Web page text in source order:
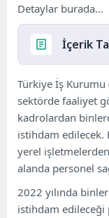
Detaylar burada…
İçerik
İlkokul, özel
İŞKUR
İŞKUR İş
İŞKUR
nelerdir?
Türkiye İş Kurumu
sektörde faaliyet
kadrolardan
istihdam edilecek.
yerel
alanda personel
2022 yılında
istihdam edileceği